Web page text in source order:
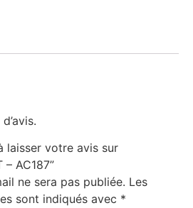
laisser votre avis sur
– AC187”
ne sera pas publiée. Les
sont indiqués avec *